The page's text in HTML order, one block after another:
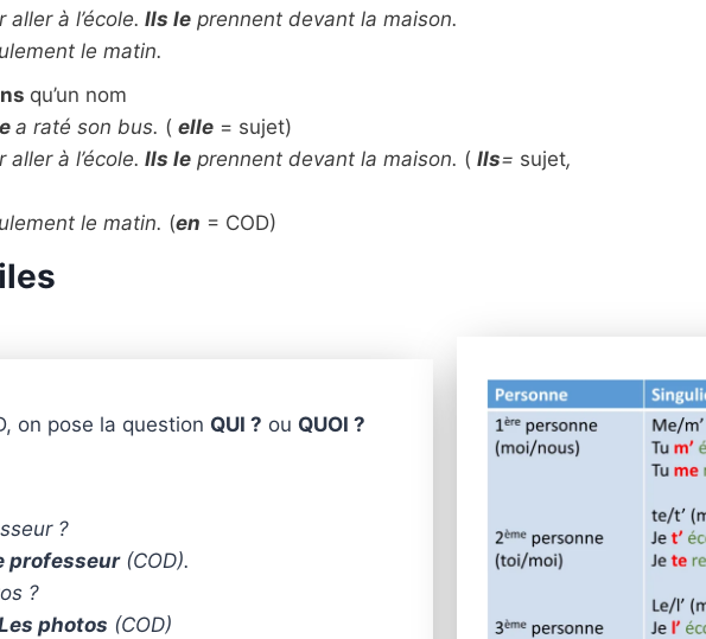
à l’école. Ils le prennent devant la maison.
le matin.
qu’un nom
a raté son bus. ( elle = sujet)
à l’école. Ils le prennent devant la maison. ( Ils= sujet,
le matin. (en = COD)
on pose la question QUI ? ou QUOI ?
?
professeur(COD).
?
photos (COD)